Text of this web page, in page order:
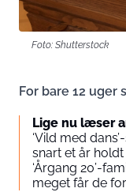
Foto: Shutterstock
For bare 12 uger
Lige nu læser
‘Vild med
snart et år holdt
‘Årgang 20’-
meget får de